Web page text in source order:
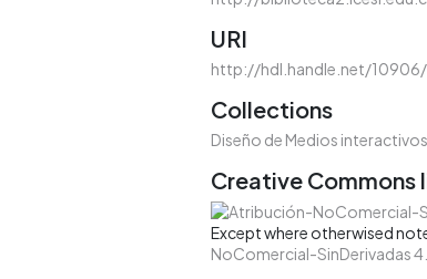
URI
http://hdl.handle.net/
Collections
Diseño de Medios
Creative Commons
Except where otherwised
NoComercial-SinDerivadas